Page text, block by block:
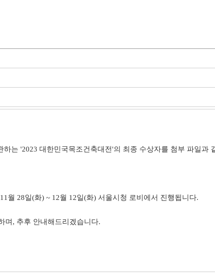
는 '2023 대한민국목조건축대전'의 최종 수상자를 첨부 파일과
월 28일(화) ~ 12월 12일(화) 서울시청 로비에서 진행됩니다.
며, 추후 안내해드리겠습니다.